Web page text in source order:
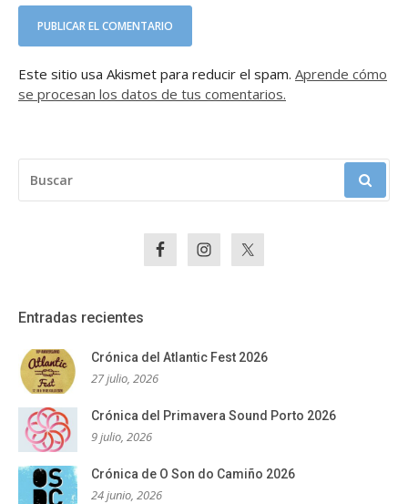
Este sitio usa Akismet para reducir el spam. Aprende cómo
se procesan los datos de tus comentarios.
Entradas recientes
Crónica del Atlantic Fest 2026
27 julio, 2026
Crónica del Primavera Sound Porto 2026
9 julio, 2026
Crónica de O Son do Camiño 2026
24 junio, 2026